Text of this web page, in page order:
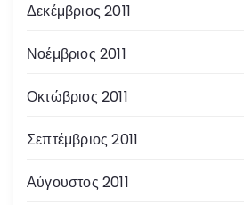
Δεκέμβριος 2011
Νοέμβριος 2011
Οκτώβριος 2011
Σεπτέμβριος 2011
Αύγουστος 2011